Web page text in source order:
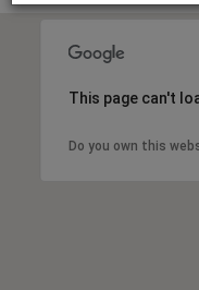
This page can't
Do you own this